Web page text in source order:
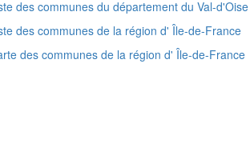
des communes du département du Val-
des communes de la région d' Île-de-France
des communes de la région d' Île-de-France